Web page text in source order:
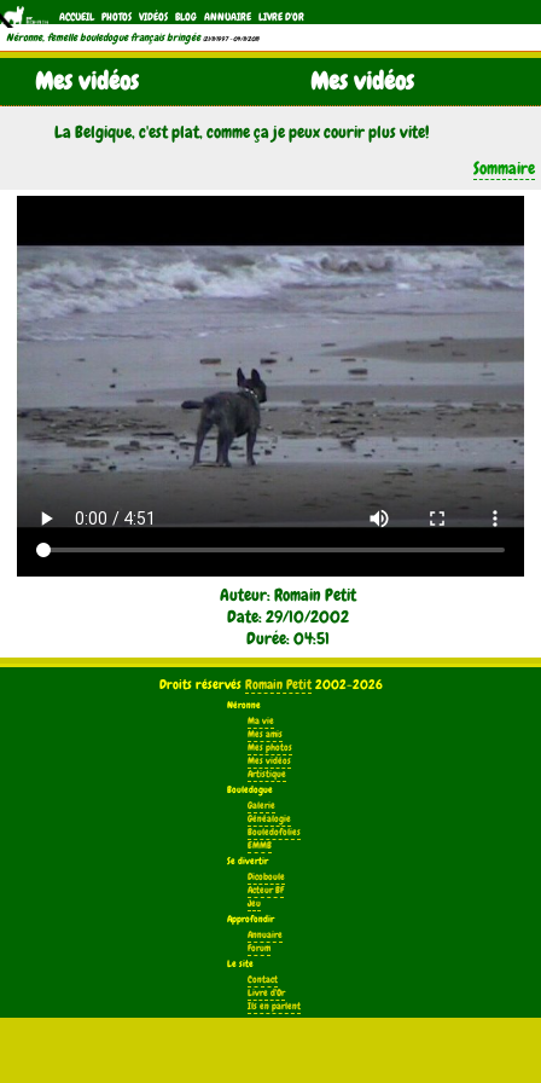
ACCUEIL PHOTOS VIDÉOS BLOG ANNUAIRE LIVRE D'OR
Néronne, femelle bouledogue français bringée (21/11/1997 - 04/11/2011)
Mes vidéos Mes vidéos
La Belgique, c'est plat, comme ça je peux courir plus vite!
Sommaire
Auteur: Romain Petit
Date: 29/10/2002
Durée: 04:51
Droits réservés Romain Petit2002-2026
Néronne
Ma vie
Mes amis
Mes photos
Mes vidéos
Artistique
Bouledogue
Galerie
Généalogie
Bouledofolies
EMMB
Se divertir
Dicoboule
Acteur BF
Jeu
Approfondir
Annuaire
Forum
Le site
Contact
Livre d'Or
Ils en parlent